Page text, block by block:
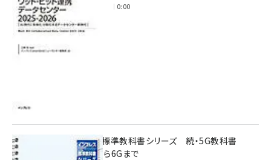
2025年11月28日 0:00
インプレス標準教科書シリーズ 続・5G教科書
NSA/SAから6Gまで